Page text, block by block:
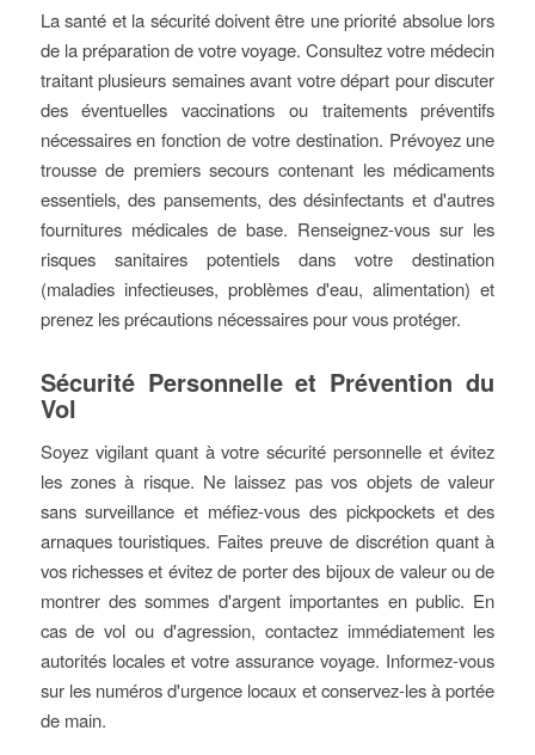
La santé et la sécurité doivent être une priorité absolue lors
de la préparation de votre voyage. Consultez votre médecin
traitant plusieurs semaines avant votre départ pour discuter
des éventuelles vaccinations ou traitements préventifs
nécessaires en fonction de votre destination. Prévoyez une
trousse de premiers secours contenant les médicaments
essentiels, des pansements, des désinfectants et d'autres
fournitures médicales de base. Renseignez-vous sur les
risques sanitaires potentiels dans votre destination
(maladies infectieuses, problèmes d'eau, alimentation) et
prenez les précautions nécessaires pour vous protéger.
Sécurité Personnelle et Prévention du
Vol
Soyez vigilant quant à votre sécurité personnelle et évitez
les zones à risque. Ne laissez pas vos objets de valeur
sans surveillance et méfiez-vous des pickpockets et des
arnaques touristiques. Faites preuve de discrétion quant à
vos richesses et évitez de porter des bijoux de valeur ou de
montrer des sommes d'argent importantes en public. En
cas de vol ou d'agression, contactez immédiatement les
autorités locales et votre assurance voyage. Informez-vous
sur les numéros d'urgence locaux et conservez-les à portée
de main.